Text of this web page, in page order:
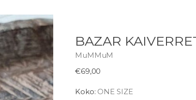
BAZAR
MuMMuM
Normaali
€69,00
Koko: ONE SIZE